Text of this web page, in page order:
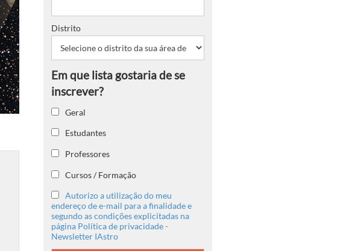
Distrito
Geral
Estudantes
Professores
Cursos / Formação
Autorizo a utilização do meu
endereço de e-mail para a finalidade e
segundo as condições explicitadas na
página Política de privacidade -
Newsletter IAstro